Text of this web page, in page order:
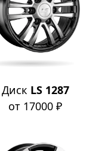
Диск LS 1287
от 17000 ₽